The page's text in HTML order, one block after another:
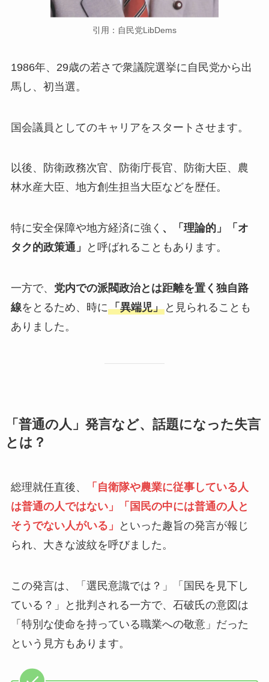
引用：自民党LibDems
1986年、29歳の若さで衆議院選挙に自民党から出
馬し、初当選。
国会議員としてのキャリアをスタートさせます。
以後、防衛政務次官、防衛庁長官、防衛大臣、農
林水産大臣、地方創生担当大臣などを歴任。
特に安全保障や地方経済に強く 、「理論的」「オ
タク的政策通」
と呼ばれることもあります。
一方で、 党内での派閥政治とは距離を置く独自路
線をとるため、時に「異端児」と見られることも
ありました。
「普通の人」発言など、話題になった失言
とは？
総理就任直後、
「自衛隊や農業に従事している人
は普通の人ではない」「国民の中には普通の人と
そうでない人がいる」
といった趣旨の発言が報じ
られ、大きな波紋を呼びました。
この発言は、「選民意識では？」「国民を見下し
ている？」と批判される一方で、石破氏の意図は
「特別な使命を持っている職業への敬意」だった
という見方もあります。